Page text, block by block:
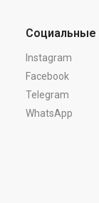
Социальные
Instagram
Facebook
Telegram
WhatsApp